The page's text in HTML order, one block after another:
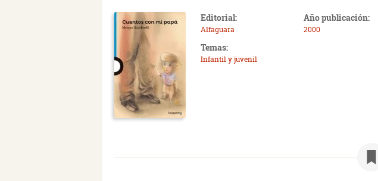
Editorial:
Alfaguara
Año publicación:
2000
Temas:
Infantil y juvenil